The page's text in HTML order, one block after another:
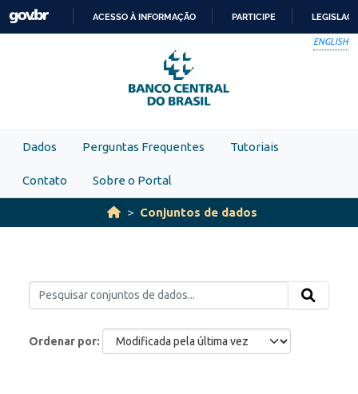
Skip to main content
PARA
O
CONTEÚDO
ACESSO À INFORMAÇÃO PARTICIPE
ENGLISH
Dados Perguntas Frequentes Tutoriais
Contato Sobre o Portal
Conjuntos de dados
Ordenar por